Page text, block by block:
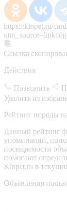
https://kinpet.ru/
Ссылка
Действия
Позвонить
Удалить из
Рейтинг породы
Данный рейтинг
упоминаний,
посещаемости
помогают
Kinpet.ru в
Объявления